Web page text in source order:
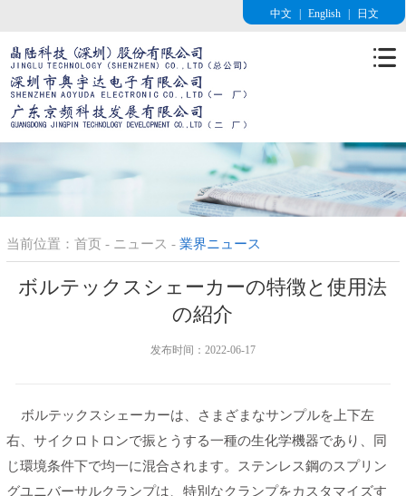
中文 English 日文
当前位置： 首页 - ニュース - 業界ニュース
ボルテックスシェーカーの特徴と使用法
の紹介
发布时间：2022-06-17
ボルテックスシェーカーは、さまざまなサンプルを上下左
右、サイクロトロンで振とうする一種の生化学機器であり、同
じ環境条件下で均一に混合されます。ステンレス鋼のスプリン
グユニバーサルクランプは、特別なクランプをカスタマイズす